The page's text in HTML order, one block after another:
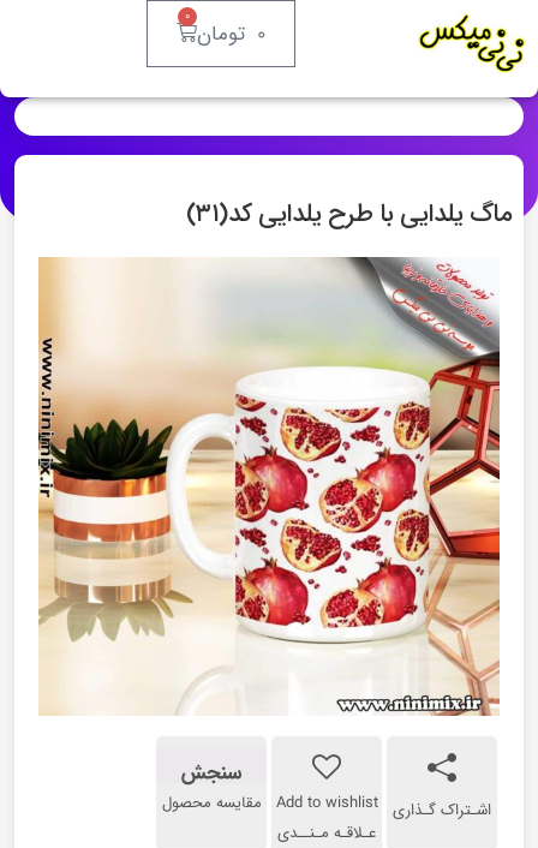
۰ تومان ۰
ماگ یلدایی با طرح یلدایی کد(۳۱)
اشـتراک گـذاری Add to wishlist
عـلاقـه مـنــدی
سنجش
مقایسه محصول